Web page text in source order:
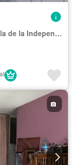
Iguala de la Independencia Centro, Iguala de la Independencia